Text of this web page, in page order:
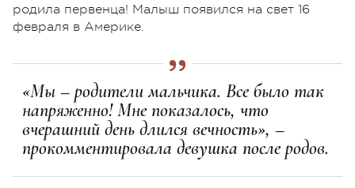
родила первенца! Малыш появился на свет 16
февраля в Америке.
«Мы – родители мальчика. Все было так
напряженно! Мне показалось, что
вчерашний день длился вечность», –
прокомментировала девушка после родов.